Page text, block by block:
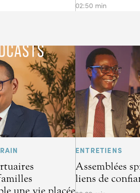
02:50 min
une vie placée
ENTRETIENS
Assemblées
liens de